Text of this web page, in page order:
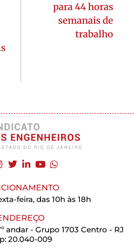
para 44 horas
semanais de
trabalho
feira, das 10h às 18h
andar - Grupo 1703 Centro - RJ
20.040-009